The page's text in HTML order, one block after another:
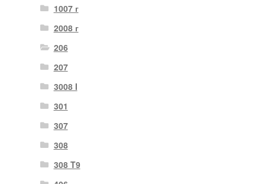
1007 г
2008 г
206
207
3008 I
301
307
308
308 T9